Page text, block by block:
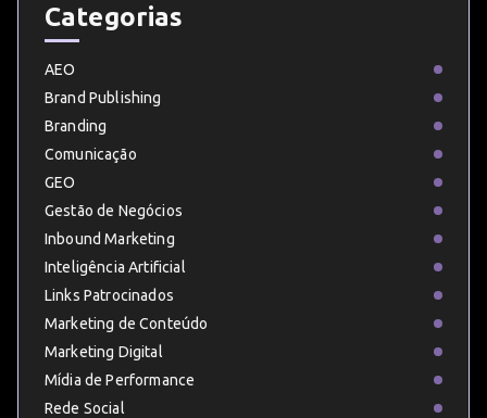
Categorias
AEO
Brand Publishing
Branding
Comunicação
GEO
Gestão de Negócios
Inbound Marketing
Inteligência Artificial
Links Patrocinados
Marketing de Conteúdo
Marketing Digital
Mídia de Performance
Rede Social